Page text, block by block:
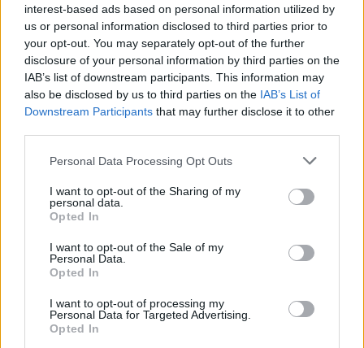
interest-based ads based on personal information utilized by
us or personal information disclosed to third parties prior to
your opt-out. You may separately opt-out of the further
disclosure of your personal information by third parties on the
IAB’s list of downstream participants. This information may
also be disclosed by us to third parties on the IAB’s List of
Downstream Participants that may further disclose it to other
Please note that this website/app uses one or more Google
not limited to your visit or usage behaviour. You may click to
grant or deny consent to Google and its third-party tags to
use your data for below specified purposes in below Google
consent section.
Personal Data Processing Opt Outs
I want to opt-out of the Sharing of my
personal data.
Opted In
I want to opt-out of the Sale of my
Personal Data.
Opted In
I want to opt-out of processing my
Personal Data for Targeted Advertising.
Opted In
feleségének a hagyományosnál nagyobb
politikai szerepet fog szánni. A konzervatív
nők körében különösen népszerűtlen volt
Hillary, miután az 1992-es kampány alatt
kijelentette, hogy ő inkább karriert épített,
ahelyett, hogy „sütit süssön és teázgasson
otthon.” A Fehér Házban töltött nyolc év
alatt Hillaryról kialakult a „hideg és
örömtelen” imidzs, amely a mai napig elkíséri.
Az előtte és utána érkező first ladykhez
konferenciákon szólalt fel, törvénytervezetet
szponzorált és aktivizmusa megalapozta
jövőbeni politikai szerepét.